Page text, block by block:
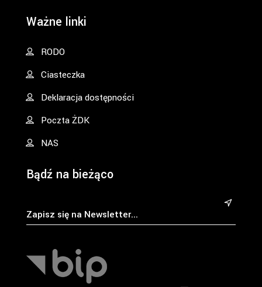
Ważne linki
RODO
Ciasteczka
Deklaracja dostępności
Poczta ŻDK
NAS
Bądź na bieżąco
&